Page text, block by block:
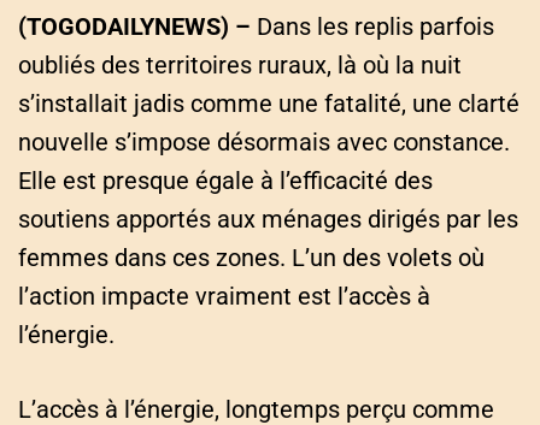
(TOGODAILYNEWS) – Dans les replis parfois
oubliés des territoires ruraux, là où la nuit
s’installait jadis comme une fatalité, une clarté
nouvelle s’impose désormais avec constance.
Elle est presque égale à l’efficacité des
soutiens apportés aux ménages dirigés par les
femmes dans ces zones. L’un des volets où
l’action impacte vraiment est l’accès à
l’énergie.
L’accès à l’énergie, longtemps perçu comme